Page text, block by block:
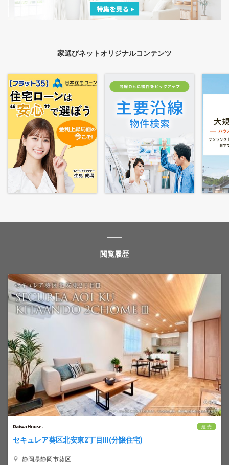
家選びネットオリジナルコンテンツ
閲覧履歴
建 売
セキュレア葵区北安東2丁目III(分譲住宅)
静岡県静岡市葵区